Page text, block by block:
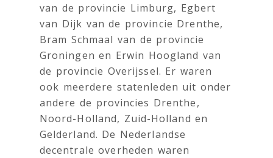
van de provincie Limburg, Egbert
van Dijk van de provincie Drenthe,
Bram Schmaal van de provincie
Groningen en Erwin Hoogland van
de provincie Overijssel. Er waren
ook meerdere statenleden uit onder
andere de provincies Drenthe,
Noord-Holland, Zuid-Holland en
Gelderland. De Nederlandse
decentrale overheden waren